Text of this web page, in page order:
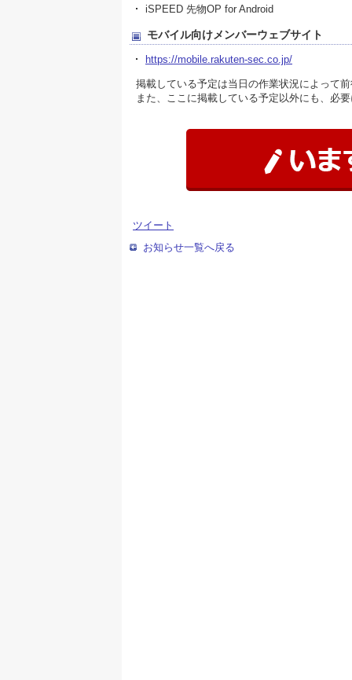
iSPEED 先物OP for Android
モバイル向けメンバーウェブサイト
https://mobile.rakuten-sec.co.jp/
掲載している予定は当日の作業状況によって
また、ここに掲載している予定以外にも、必
ツイート
お知らせ一覧へ戻る